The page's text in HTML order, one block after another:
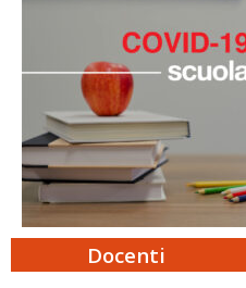
Docenti